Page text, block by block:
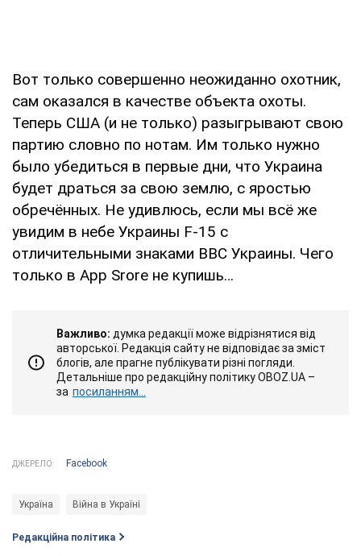
Вот только совершенно неожиданно охотник,
сам оказался в качестве объекта охоты.
Теперь США (и не только) разыгрывают свою
партию словно по нотам. Им только нужно
было убедиться в первые дни, что Украина
будет драться за свою землю, с яростью
обречённых. Не удивлюсь, если мы всё же
увидим в небе Украины F-15 с
отличительными знаками ВВС Украины. Чего
только в App Srore не купишь…
Важливо: думка редакції може відрізнятися від
авторської. Редакція сайту не відповідає за зміст
блогів, але прагне публікувати різні погляди.
Детальніше про редакційну політику OBOZ.UA –
за посиланням...
ДЖЕРЕЛО: Facebook
Україна Війна в Україні
Редакційна політика